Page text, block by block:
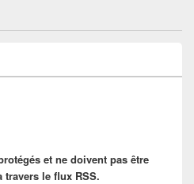
et ne doivent pas être
le flux RSS.